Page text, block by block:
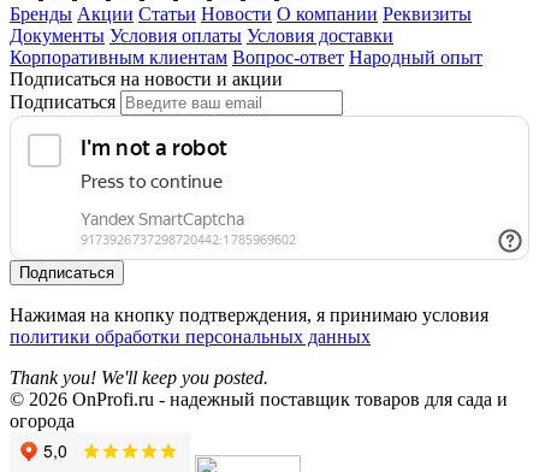
Бренды Акции Статьи Новости О компании Реквизиты
Документы Условия оплаты Условия доставки
Корпоративным клиентам Вопрос-ответ Народный опыт
Подписаться на новости и акции
Подписаться
Подписаться
Нажимая на кнопку подтверждения, я принимаю условия
политики обработки персональных данных
Thank you! We'll keep you posted.
© 2026 OnProfi.ru - надежный поставщик товаров для сада и
огорода